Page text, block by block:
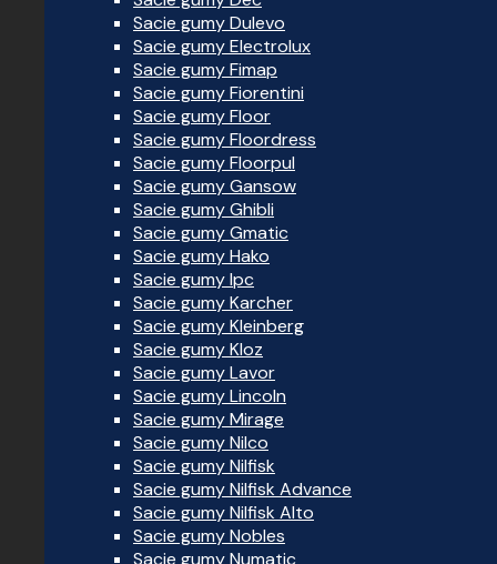
Sacie gumy Dulevo
Sacie gumy Electrolux
Sacie gumy Fimap
Sacie gumy Fiorentini
Sacie gumy Floor
Sacie gumy Floordress
Sacie gumy Floorpul
Sacie gumy Gansow
Sacie gumy Ghibli
Sacie gumy Gmatic
Sacie gumy Hako
Sacie gumy Ipc
Sacie gumy Karcher
Sacie gumy Kleinberg
Sacie gumy Kloz
Sacie gumy Lavor
Sacie gumy Lincoln
Sacie gumy Mirage
Sacie gumy Nilco
Sacie gumy Nilfisk
Sacie gumy Nilfisk Advance
Sacie gumy Nilfisk Alto
Sacie gumy Nobles
Sacie gumy Numatic